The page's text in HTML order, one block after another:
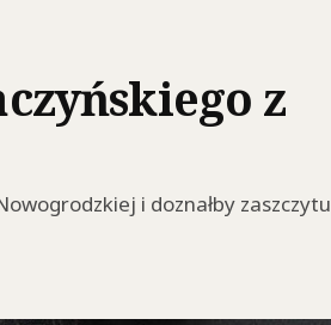
z
i doznałby zaszczytu